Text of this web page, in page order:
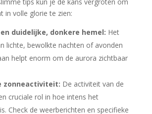
tips kun je de kans vergroten om
in volle glorie te zien:
duidelijke, donkere hemel: Het
lichte, bewolkte nachten of avonden
helpt enorm om de aurora zichtbaar
zonneactiviteit: De activiteit van de
cruciale rol in hoe intens het
Check de weerberichten en specifieke